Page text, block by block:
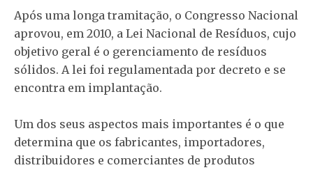
Após uma longa tramitação, o Congresso Nacional
aprovou, em 2010, a Lei Nacional de Resíduos, cujo
objetivo geral é o gerenciamento de resíduos
sólidos. A lei foi regulamentada por decreto e se
encontra em implantação.
Um dos seus aspectos mais importantes é o que
determina que os fabricantes, importadores,
distribuidores e comerciantes de produtos